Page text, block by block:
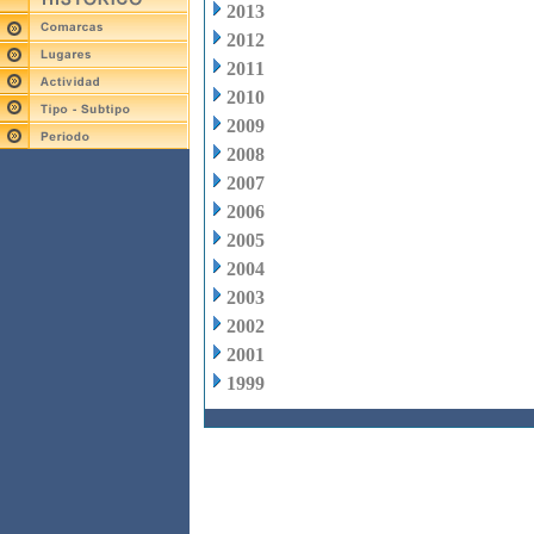
2013
2012
2011
2010
2009
2008
2007
2006
2005
2004
2003
2002
2001
1999